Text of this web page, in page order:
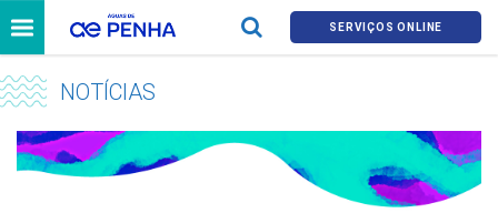
SERVIÇOS ONLINE
NOTÍCIAS